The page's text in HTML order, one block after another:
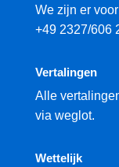
We zijn er
+49 2327/606
Vertalingen
Alle
via weglot.
Wettelijk